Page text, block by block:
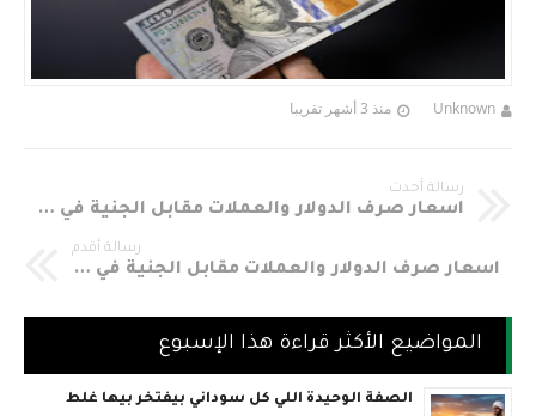
Unknown منذ 3 أشهر تقريبا
رسالة أحدث
اسعار صرف الدولار والعملات مقابل الجنية في السودان اليوم الجمعه 29-11-2019م
رسالة أقدم
اسعار صرف الدولار والعملات مقابل الجنية في السودان اليوم الأربعاء 27-11-2019م
المواضيع الأكثر قراءة هذا الإسبوع
الصفة الوحيدة اللي كل سوداني بيفتخر بيها غلط